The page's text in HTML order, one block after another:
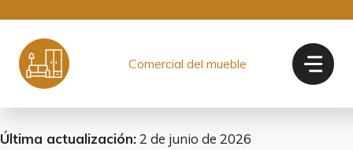
contenido
Comercial del mueble
Última actualización:2 de junio de 2026